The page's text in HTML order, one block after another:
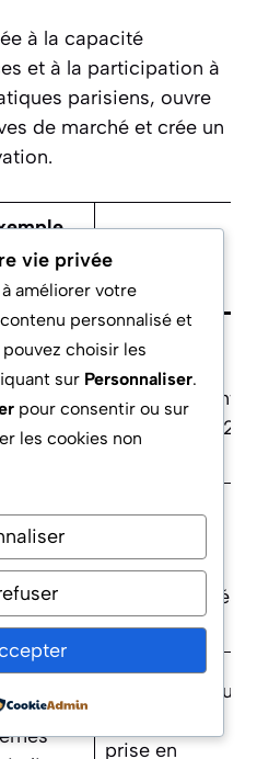
à la capacité
et à la participation à
parisiens, ouvre
de marché et crée un
au
santé
d’engagement
multiplié par 2
continue des
fonctionnalités
Diminution du
prise en
vie privée
améliorer votre
personnalisé et
choisir les
sur Personnaliser.
pour consentir ou sur
les cookies non